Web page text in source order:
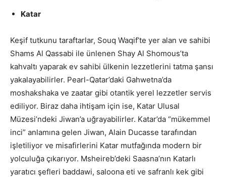
Katar
Keşif tutkunu taraftarlar, Souq Waqif’te yer alan ve sahibi
Shams Al Qassabi ile ünlenen Shay Al Shomous’ta
kahvaltı yaparak ev sahibi ülkenin lezzetlerini tatma şansı
yakalayabilirler. Pearl-Qatar’daki Gahwetna’da
moshakshaka ve zaatar gibi otantik yerel lezzetler servis
ediliyor. Biraz daha ihtişam için ise, Katar Ulusal
Müzesi’ndeki Jiwan’a uğrayabilirler. Katar’da “mükemmel
inci” anlamına gelen Jiwan, Alain Ducasse tarafından
işletiliyor ve misafirlerini Katar mutfağında modern bir
yolculuğa çıkarıyor. Msheireb’deki Saasna’nın Katarlı
yaratıcı şefleri baddawi, saloona eti ve safranlı kek gibi